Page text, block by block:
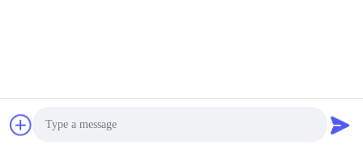
Technology Co., Ltd. - Alle. Alle Rechte vorbehalten.